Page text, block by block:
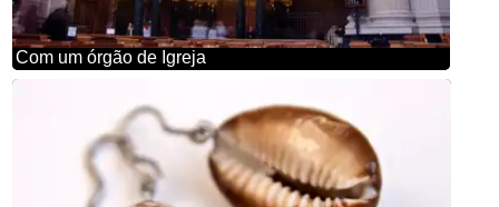
Com um órgão de Igreja